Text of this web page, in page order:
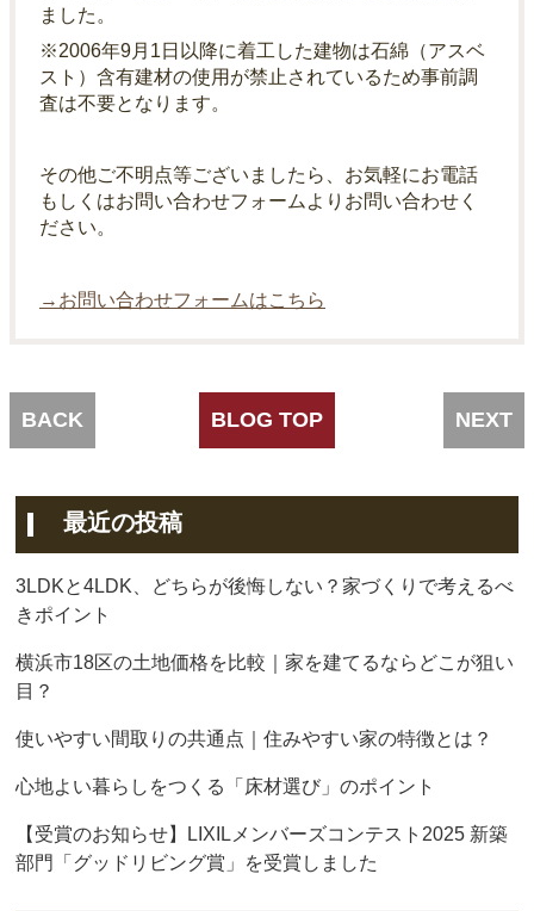
ました。
※2006年9月1日以降に着工した建物は石綿（アスベ
スト）含有建材の使用が禁止されているため事前調
査は不要となります。
その他ご不明点等ございましたら、お気軽にお電話
もしくはお問い合わせフォームよりお問い合わせく
ださい。
→お問い合わせフォームはこちら
NEXT
BACK BLOG TOP
最近の投稿
3LDKと4LDK、どちらが後悔しない？家づくりで考えるべ
きポイント
横浜市18区の土地価格を比較｜家を建てるならどこが狙い
目？
使いやすい間取りの共通点｜住みやすい家の特徴とは？
心地よい暮らしをつくる「床材選び」のポイント
【受賞のお知らせ】LIXILメンバーズコンテスト2025 新築
部門「グッドリビング賞」を受賞しました